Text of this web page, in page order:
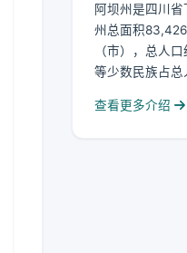
阿坝州是四川
州总面积
（市），总人
等少数民族占总
查看更多介绍